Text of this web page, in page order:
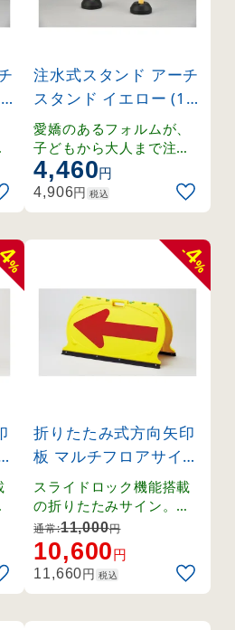
注水式スタンド アーチ
スタンド イエロー (11
6170)
愛嬌のあるフォルムが、
子どもから大人まで注意
を伝える。車両出入口付
近などの迷惑駐車対策に
最適です。
4,460円
4,906円 税込
%
-
4
%
折りたたみ式方向矢印
板 マルチフロアサイン
黄地赤反射矢印 (1312
06)
スライドロック機能搭載
の折りたたみサイン。折
りたたみ式で収納性に優
れ、持ち運びにも便利で
す。
通常:11,000円
10,600円
11,660円 税込